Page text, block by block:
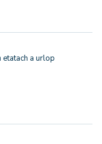
etatach a urlop